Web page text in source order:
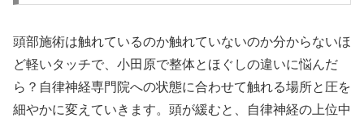
頭部施術は触れているのか触れていないのか分からないほ
ど軽いタッチで、小田原で整体とほぐしの違いに悩んだ
ら？自律神経専門院への状態に合わせて触れる場所と圧を
細やかに変えていきます。頭が緩むと、自律神経の上位中